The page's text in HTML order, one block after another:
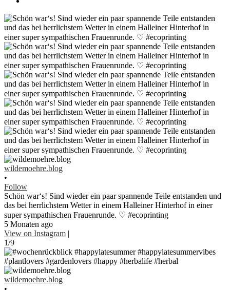
wildemoehre.blog
•
Follow
Schön war‘s! Sind wieder ein paar spannende Teile entstanden und
das bei herrlichstem Wetter in einem Halleiner Hinterhof in einer
super sympathischen Frauenrunde. ♡ #ecoprinting
5 Monaten ago
View on Instagram |
1/9
wildemoehre.blog
•